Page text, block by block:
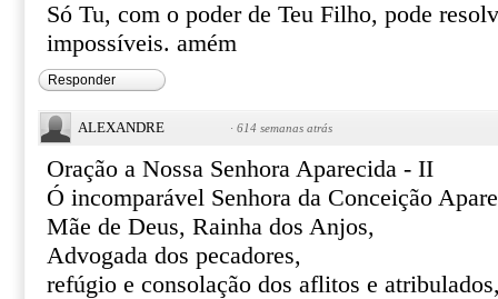
Só Tu, com o poder de Teu Filho, pode
impossíveis. amém
Responder
ALEXANDRE · 614 semanas atrás
Oração a Nossa Senhora Aparecida - II
Ó incomparável Senhora da Conceição
Mãe de Deus, Rainha dos Anjos,
Advogada dos pecadores,
refúgio e consolação dos aflitos e